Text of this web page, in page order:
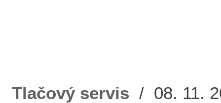
Tlačový servis / 08. 11.